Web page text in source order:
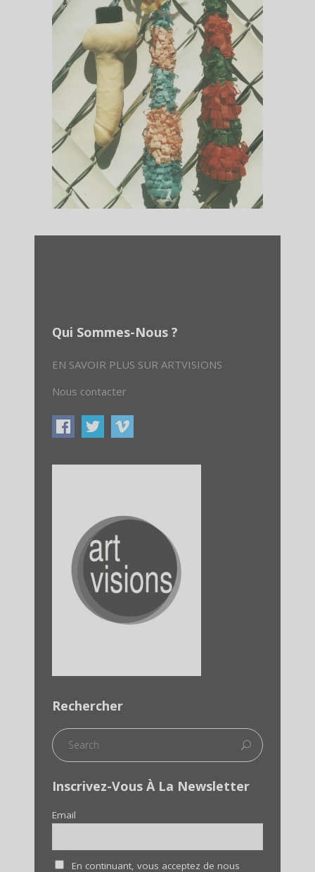
Qui Sommes-Nous ?
EN SAVOIR PLUS SUR ARTVISIONS
Nous contacter
Rechercher
Inscrivez-Vous À La Newsletter
Email
En continuant, vous acceptez de nous